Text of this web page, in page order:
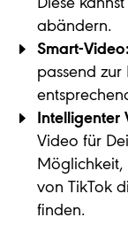
abändern.
Smart-Video:
passend
Intelligenter
Video für
von TikTok
finden.